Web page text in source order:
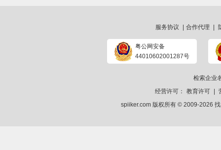
服务协议 合作代理
粤公网安备
44010602001287号
检索企业
经营许可：
教育许可
spiiker.com 版权所有 © 2009-2026